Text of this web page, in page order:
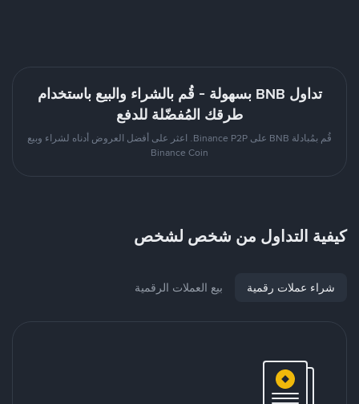
تداول BNB بسهولة - قُم بالشراء والبيع باستخدام
طرقك المُفضّلة للدفع
قُم بمُبادلة BNB على Binance P2P. اعثر على أفضل العروض أدناه لشراء وبيع
Binance Coin
كيفية التداول من شخص لشخص
شراء عملات رقمية بيع العملات الرقمية